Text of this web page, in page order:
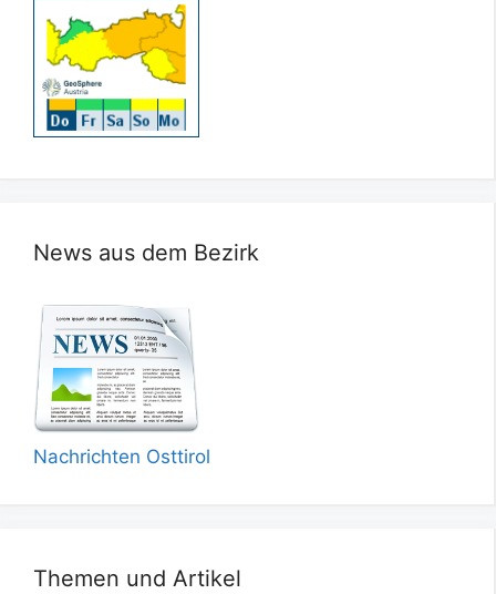
News aus dem Bezirk
Nachrichten Osttirol
Themen und Artikel